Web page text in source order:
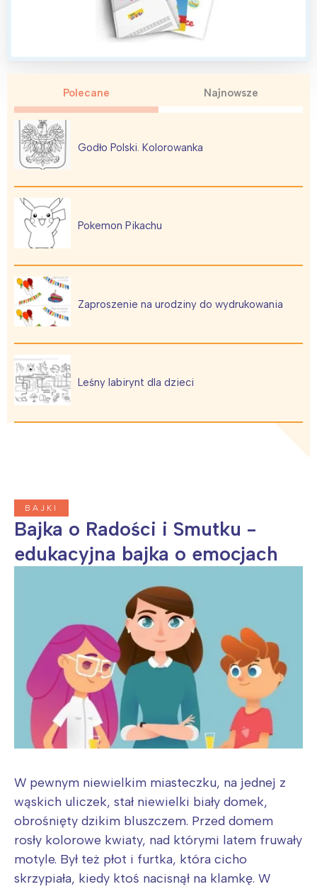
Polecane Najnowsze
Godło Polski. Kolorowanka
Pokemon Pikachu
Zaproszenie na urodziny do wydrukowania
Leśny labirynt dla dzieci
BAJKI
Bajka o Radości i Smutku -
edukacyjna bajka o emocjach
W pewnym niewielkim miasteczku, na jednej z
wąskich uliczek, stał niewielki biały domek,
obrośnięty dzikim bluszczem. Przed domem
rosły kolorowe kwiaty, nad którymi latem fruwały
motyle. Był też płot i furtka, która cicho
skrzypiała, kiedy ktoś nacisnął na klamkę. W